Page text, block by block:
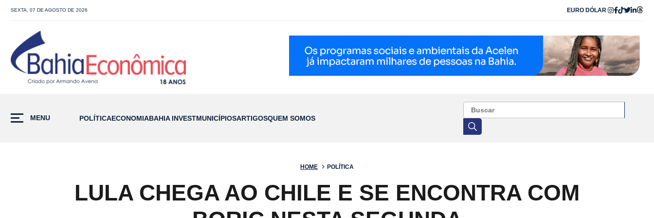
SEXTA, 07 DE AGOSTO DE 2026 EURO DÓLAR
MENU POLÍTICAECONOMIABAHIA INVESTMUNICÍPIOSARTIGOSQUEM SOMOS
HOME POLÍTICA
LULA CHEGA AO CHILE E SE ENCONTRA COM